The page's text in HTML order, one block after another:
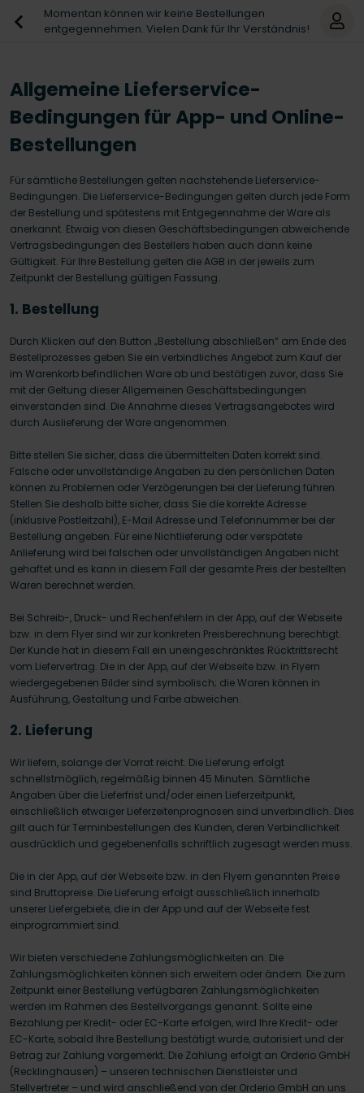
Momentan können wir keine Bestellungen
entgegennehmen. Vielen Dank für Ihr Verständnis!
Allgemeine Lieferservice-
Bedingungen für App- und Online-
Bestellungen
Für sämtliche Bestellungen gelten nachstehende Lieferservice-
Bedingungen. Die Lieferservice-Bedingungen gelten durch jede Form
der Bestellung und spätestens mit Entgegennahme der Ware als
anerkannt. Etwaig von diesen Geschäftsbedingungen abweichende
Vertragsbedingungen des Bestellers haben auch dann keine
Gültigkeit. Für Ihre Bestellung gelten die AGB in der jeweils zum
Zeitpunkt der Bestellung gültigen Fassung.
1. Bestellung
Durch Klicken auf den Button „Bestellung abschließen“ am Ende des
Bestellprozesses geben Sie ein verbindliches Angebot zum Kauf der
im Warenkorb befindlichen Ware ab und bestätigen zuvor, dass Sie
mit der Geltung dieser Allgemeinen Geschäftsbedingungen
einverstanden sind. Die Annahme dieses Vertragsangebotes wird
durch Auslieferung der Ware angenommen.
Bitte stellen Sie sicher, dass die übermittelten Daten korrekt sind.
Falsche oder unvollständige Angaben zu den persönlichen Daten
können zu Problemen oder Verzögerungen bei der Lieferung führen.
Stellen Sie deshalb bitte sicher, dass Sie die korrekte Adresse
(inklusive Postleitzahl), E-Mail Adresse und Telefonnummer bei der
Bestellung angeben. Für eine Nichtlieferung oder verspätete
Anlieferung wird bei falschen oder unvollständigen Angaben nicht
gehaftet und es kann in diesem Fall der gesamte Preis der bestellten
Waren berechnet werden.
Bei Schreib-, Druck- und Rechenfehlern in der App, auf der Webseite
bzw. in dem Flyer sind wir zur konkreten Preisberechnung berechtigt.
Der Kunde hat in diesem Fall ein uneingeschränktes Rücktrittsrecht
vom Liefervertrag. Die in der App, auf der Webseite bzw. in Flyern
wiedergegebenen Bilder sind symbolisch; die Waren können in
Ausführung, Gestaltung und Farbe abweichen.
2. Lieferung
Wir liefern, solange der Vorrat reicht. Die Lieferung erfolgt
schnellstmöglich, regelmäßig binnen 45 Minuten. Sämtliche
Angaben über die Lieferfrist und/oder einen Lieferzeitpunkt,
einschließlich etwaiger Lieferzeitenprognosen sind unverbindlich. Dies
gilt auch für Terminbestellungen des Kunden, deren Verbindlichkeit
ausdrücklich und gegebenenfalls schriftlich zugesagt werden muss.
Die in der App, auf der Webseite bzw. in den Flyern genannten Preise
sind Bruttopreise. Die Lieferung erfolgt ausschließlich innerhalb
unserer Liefergebiete, die in der App und auf der Webseite fest
einprogrammiert sind.
Wir bieten verschiedene Zahlungsmöglichkeiten an. Die
Zahlungsmöglichkeiten können sich erweitern oder ändern. Die zum
Zeitpunkt einer Bestellung verfügbaren Zahlungsmöglichkeiten
werden im Rahmen des Bestellvorgangs genannt. Sollte eine
Bezahlung per Kredit- oder EC-Karte erfolgen, wird Ihre Kredit- oder
EC-Karte, sobald Ihre Bestellung bestätigt wurde, autorisiert und der
Betrag zur Zahlung vorgemerkt. Die Zahlung erfolgt an Orderio GmbH
(Recklinghausen) – unseren technischen Dienstleister und
Stellvertreter – und wird anschließend von der Orderio GmbH an uns